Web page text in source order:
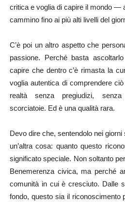
critica e voglia di capire il mondo —
cammino fino ai più alti livelli del
C’è poi un altro aspetto che
passione. Perché basta
capire che dentro c’è rimasta la
voglia autentica di comprendere
realtà senza pregiudizi,
scorciatoie. Ed è una qualità rara.
Devo dire che, sentendolo nei
un’altra cosa: quanto questo
significato speciale. Non soltanto
Benemerenza civica, ma perché
comunità in cui è cresciuto. Dalle
fondo, questo sia il riconoscimento